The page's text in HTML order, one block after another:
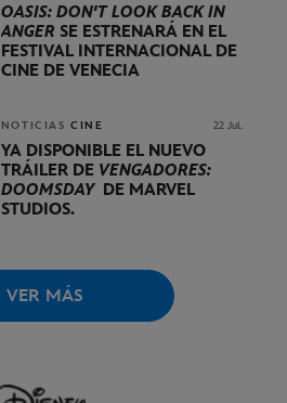
OASIS: DON'T LOOK BACK IN
ANGER SE ESTRENARÁ EN EL
FESTIVAL INTERNACIONAL DE
CINE DE VENECIA
NOTICIAS CINE 22 Jul.
YA DISPONIBLE EL NUEVO
TRÁILER DE VENGADORES:
DOOMSDAYDE MARVEL
STUDIOS.
VER MÁS